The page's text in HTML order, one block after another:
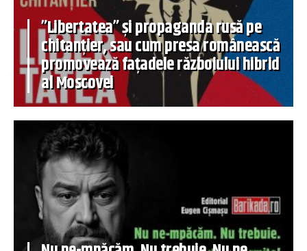
”Libertatea” și propaganda rusă pe
chitanțier, sau cum presa românească
promovează fațadele războiului hibrid
al Moscovei